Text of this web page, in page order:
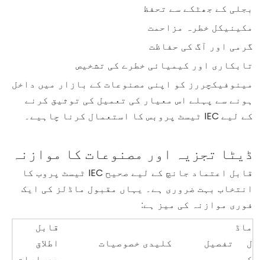
بجلی کے جھٹکے سے تحفظ
مکینیکل خطرہ مزاحمت
گرمی اور آگ کی حفاظت
تابکاری اور کیمیائی خطرے کی تشخیص
مینوفیکچررز کو اپنی مصنوعات کے بازار میں داخل
ہونے سے پہلے اس معیار کی تعمیل کی توثیق کرنے
کے لیے IEC ٹیسٹ پروبس کا استعمال کرنا چاہیے۔
ڈیٹا تجزیہ اور مصنوعات کا موازنہ
قابل اعتماد جانچ کے لیے صحیح IEC ٹیسٹ پروب کا
انتخاب بہت ضروری ہے۔ یہاں مقبول ماڈلز کی ایک
فوری موازنہ کی میز ہے:
ماڈ
ل
تفصیل کلیدی خصوصیات
قابل
اطلاق